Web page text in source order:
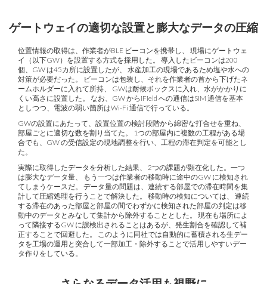
ゲートウェイの適切な設置と膨大なデータの圧縮
位置情報の取得は、作業者がBLE ビーコンを携帯し、 現場にゲートウェ
イ（以下GW）を設置する方式を採用した。 導入したビーコンは200
個、GW は45カ所に設置したが、 水産加工の現場であるため塩や水への
対策が必要だった。 ビーコンは包装し、それを作業者の首から下げたネ
ームホルダーに入れて所持、 GWは耐候ボックスに入れ、水がかかりに
くい高さに設置した。 なお、GW からiField への通信はSIM 通信を基本
としつつ、電波の弱い箇所はWi-Fi 通信で行っている。
GWの設置にあたって、設置位置の検討段階から綿密な打合せを重ね、
部屋ごとに適切な数を割り当てた。 1つの部屋内に複数の工程がある場
合でも、GW の受信設定の現地調整を行い、工程の滞在判定を可能とし
た。
実際に取得したデータを分析した結果、 2つの課題が顕在化した。一つ
は膨大なデータ量、 もう一つは作業者の移動時に途中のGW に検知され
てしまうケースだ。 データ量の問題は、連続する部屋での滞在時間を集
計して圧縮処理を行うことで解決した。 移動時の検知については、 連続
する滞在のあった部屋と部屋の間でわずかに検知された部屋の判定は移
動中のデータとみなして集計から除外することとした。 現在も場所によ
って隣接するGW に誤検出されることはあるが、発生割合を確認して補
正することで回避した。 このように同社では自動的に蓄積される生デー
タを工場の運用と突合して一部加工・除外することで活用しやすいデー
タ作りをしている。